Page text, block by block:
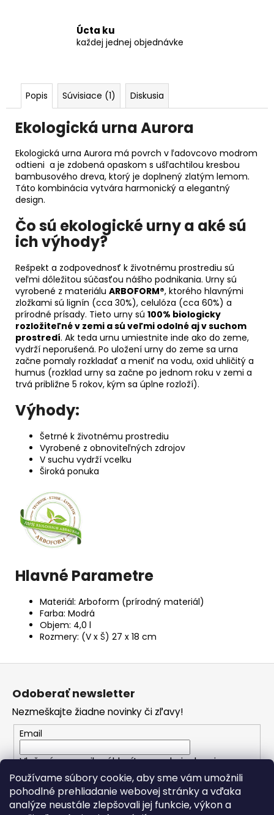
Používame súbory cookie, aby sme vám umožnili
pohodlné prehliadanie webovej stránky a vďaka
analýze neustále zlepšovali jej funkcie, výkon a
Úcta ku
každej jednej objednávke
Popis Súvisiace (1) Diskusia
Ekologická urna Aurora
Ekologická urna Aurora má povrch v ľadovcovo modrom
odtieni a je zdobená opaskom s ušľachtilou kresbou
bambusového dreva, ktorý je doplnený zlatým lemom.
Táto kombinácia vytvára harmonický a elegantný
design.
Čo sú ekologické urny a aké sú
ich výhody?
Rešpekt a zodpovednosť k životnému prostrediu sú
veľmi dôležitou súčasťou nášho podnikania. Urny sú
vyrobené z materiálu ARBOFORM®, ktorého hlavnými
zložkami sú lignín (cca 30%), celulóza (cca 60%) a
prírodné prísady. Tieto urny sú 100% biologicky
rozložiteľné v zemi a sú veľmi odolné aj v suchom
prostredí. Ak teda urnu umiestnite inde ako do zeme,
vydrží neporušená. Po uložení urny do zeme sa urna
začne pomaly rozkladať a meniť na vodu, oxid uhličitý a
humus (rozklad urny sa začne po jednom roku v zemi a
trvá približne 5 rokov, kým sa úplne rozloží).
Výhody:
Šetrné k životnému prostrediu
Vyrobené z obnoviteľných zdrojov
V suchu vydrží vcelku
Široká ponuka
Hlavné Parametre
Materiál: Arboform (prírodný materiál)
Farba: Modrá
Objem: 4,0 l
Rozmery: (V x Š) 27 x 18 cm
Z
e
Odoberať newsletter
Nezmeškajte žiadne novinky či zľavy!
Email
Vložením e-mailu súhlasíte spodmienkami
ochrany osobných údajov
PRIHLÁSIŤ SA